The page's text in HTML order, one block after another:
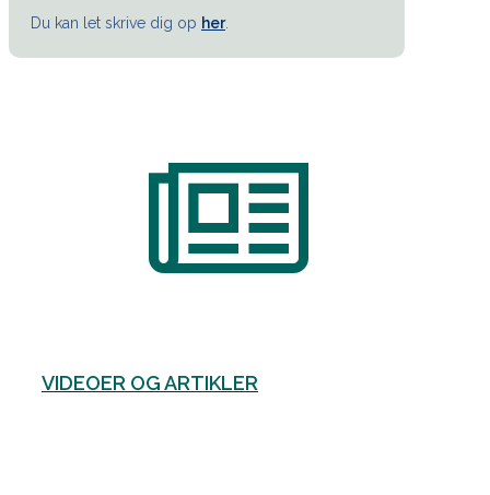
Du kan let skrive dig op her.
VIDEOER OG ARTIKLER